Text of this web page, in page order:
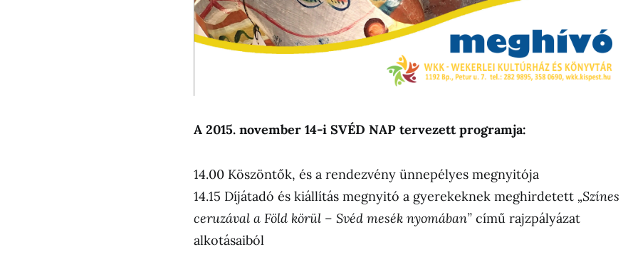
A 2015. november 14-i SVÉD NAP tervezett programja:
14.00 Köszöntők, és a rendezvény ünnepélyes megnyitója
14.15 Díjátadó és kiállítás megnyitó a gyerekeknek meghirdetett „Színes
ceruzával a Föld körül – Svéd mesék nyomában” című rajzpályázat
alkotásaiból